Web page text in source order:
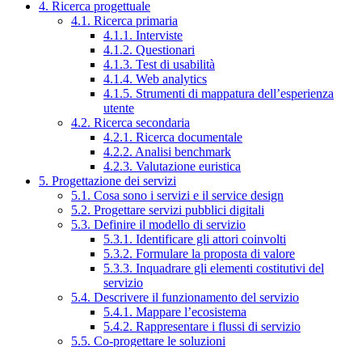
4. Ricerca progettuale
4.1. Ricerca primaria
4.1.1. Interviste
4.1.2. Questionari
4.1.3. Test di usabilità
4.1.4. Web analytics
4.1.5. Strumenti di mappatura dell’esperienza
utente
4.2. Ricerca secondaria
4.2.1. Ricerca documentale
4.2.2. Analisi benchmark
4.2.3. Valutazione euristica
5. Progettazione dei servizi
5.1. Cosa sono i servizi e il service design
5.2. Progettare servizi pubblici digitali
5.3. Definire il modello di servizio
5.3.1. Identificare gli attori coinvolti
5.3.2. Formulare la proposta di valore
5.3.3. Inquadrare gli elementi costitutivi del
servizio
5.4. Descrivere il funzionamento del servizio
5.4.1. Mappare l’ecosistema
5.4.2. Rappresentare i flussi di servizio
5.5. Co-progettare le soluzioni